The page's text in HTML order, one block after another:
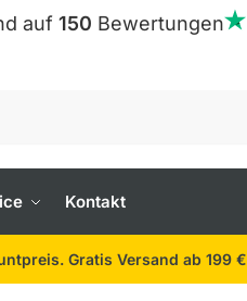
auf150 Bewertungen
Kontakt
Gratis Versand ab 199 €